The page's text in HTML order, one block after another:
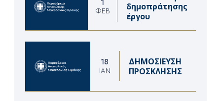
1
ΦΕΒ
δημοπράτησης
έργου
18
ΙΑΝ
ΔΗΜΟΣΙΕΥΣΗ
ΠΡΟΣΚΛΗΣΗΣ